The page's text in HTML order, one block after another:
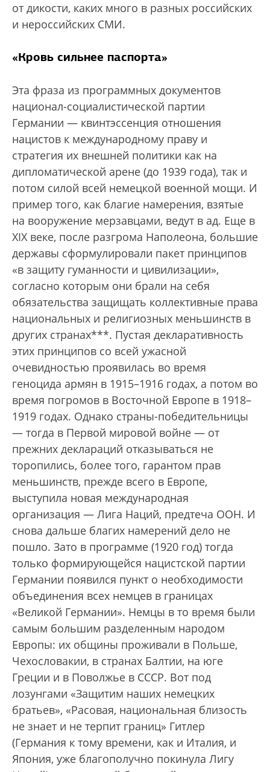
от дикости, каких много в разных российских
и нероссийских СМИ.
«Кровь сильнее паспорта»
Эта фраза из программных документов
национал-социалистической партии
Германии — квинтэссенция отношения
нацистов к международному праву и
стратегия их внешней политики как на
дипломатической арене (до 1939 года), так и
потом силой всей немецкой военной мощи. И
пример того, как благие намерения, взятые
на вооружение мерзавцами, ведут в ад. Еще в
XIX веке, после разгрома Наполеона, большие
державы сформулировали пакет принципов
«в защиту гуманности и цивилизации»,
согласно которым они брали на себя
обязательства защищать коллективные права
национальных и религиозных меньшинств в
других странах***. Пустая декларативность
этих принципов со всей ужасной
очевидностью проявилась во время
геноцида армян в 1915–1916 годах, а потом во
время погромов в Восточной Европе в 1918–
1919 годах. Однако страны-победительницы
— тогда в Первой мировой войне — от
прежних деклараций отказываться не
торопились, более того, гарантом прав
меньшинств, прежде всего в Европе,
выступила новая международная
организация — Лига Наций, предтеча ООН. И
снова дальше благих намерений дело не
пошло. Зато в программе (1920 год) тогда
только формирующейся нацистской партии
Германии появился пункт о необходимости
объединения всех немцев в границах
«Великой Германии». Немцы в то время были
самым большим разделенным народом
Европы: их общины проживали в Польше,
Чехословакии, в странах Балтии, на юге
Греции и в Поволжье в СССР. Вот под
лозунгами «Защитим наших немецких
братьев», «Расовая, национальная близость
не знает и не терпит границ» Гитлер
(Германия к тому времени, как и Италия, и
Япония, уже благополучно покинула Лигу